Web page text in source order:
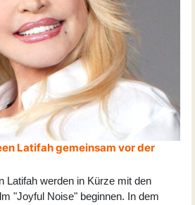
Latifah gemeinsam vor der
Latifah werden in Kürze mit den
"Joyful Noise" beginnen. In dem